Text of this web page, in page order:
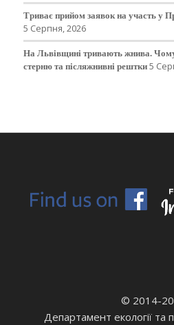
Триває прийом заявок на участь у
5 Серпня, 2026
На Львівщині тривають жнива.
стерню та післяжнивні рештки5
© 2014-
Департамент екології та